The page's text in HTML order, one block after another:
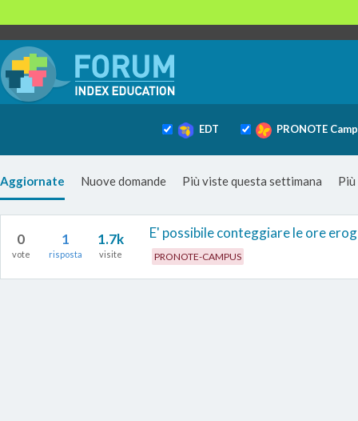
EDT PRONOTE
Aggiornate Nuove domande Più viste questa settimana
0
vote
1
risposta
1.7k
visite
E' possibile conteggiare le ore
PRONOTE-CAMPUS